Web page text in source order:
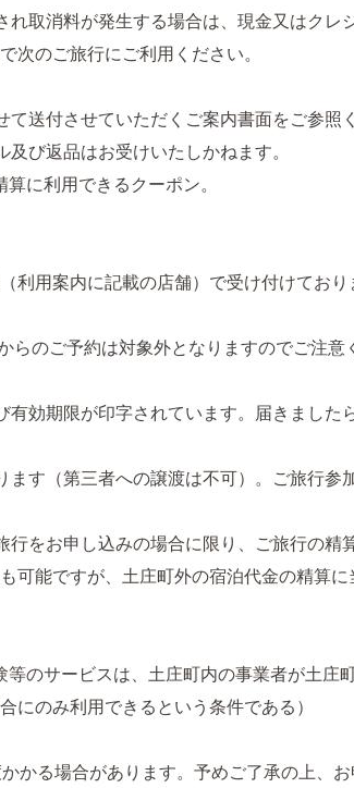
取消料が発生する場合は、現金又はクレ
次のご旅行にご利用ください。
送付させていただくご案内書面をご参照
び返品はお受けいたしかねます。
に利用できるクーポン。
利用案内に記載の店舗）で受け付けてお
のご予約は対象外となりますのでご注意
効期限が印字されています。届きました
す（第三者への譲渡は不可）。ご旅行参
をお申し込みの場合に限り、ご旅行の精
可能ですが、土庄町外の宿泊代金の精算
のサービスは、土庄町内の事業者が土庄
にのみ利用できるという条件である）
かる場合があります。予めご了承の上、お